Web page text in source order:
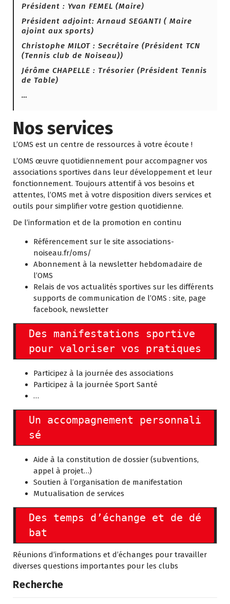
Président : Yvan FEMEL (Maire)
Président adjoint: Arnaud SEGANTI ( Maire
ajoint aux sports)
Christophe MILOT : Secrétaire (Président TCN
(Tennis club de Noiseau))
Jérôme CHAPELLE : Trésorier (Président Tennis
de Table)
…
Nos services
L’OMS est un centre de ressources à votre écoute !
L’OMS œuvre quotidiennement pour accompagner vos
associations sportives dans leur développement et leur
fonctionnement. Toujours attentif à vos besoins et
attentes, l’OMS met à votre disposition divers services et
outils pour simplifier votre gestion quotidienne.
De l’information et de la promotion en continu
Référencement sur le site associations-
noiseau.fr/oms/
Abonnement à la newsletter hebdomadaire de
l’OMS
Relais de vos actualités sportives sur les différents
supports de communication de l’OMS : site, page
facebook, newsletter
Des manifestations sportive
Participez à la journée des associations
Participez à la journée Sport Santé
…
Un accompagnement personnali
sé
Aide à la constitution de dossier (subventions,
appel à projet…)
Soutien à l’organisation de manifestation
Mutualisation de services
Des temps d’échange et de dé
bat
Réunions d’informations et d’échanges pour travailler
diverses questions importantes pour les clubs
Recherche